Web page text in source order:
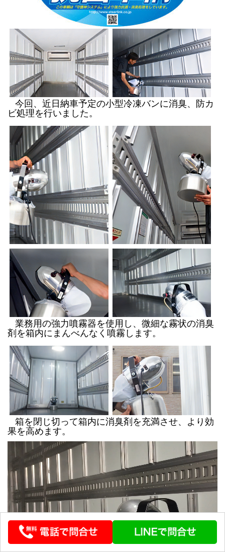
今回、近日納車予定の小型冷凍バンに消臭、防カ
ビ処理を行いました。
業務用の強力噴霧器を使用し、微細な霧状の消臭
剤を箱内にまんべんなく噴霧します。
箱を閉じ切って箱内に消臭剤を充満させ、より効
果を高めます。